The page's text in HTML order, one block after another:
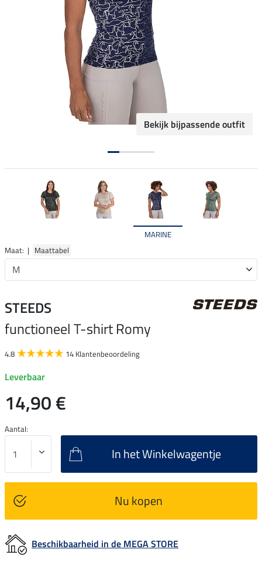
Bekijk bijpassende outfit
MARINE
Maat: | Maattabel
STEEDS
functioneel T-shirt Romy
4.8 14 Klantenbeoordeling
Leverbaar
14,90 €
Aantal:
In het Winkelwagentje
Nu kopen
Beschikbaarheid in de MEGA STORE